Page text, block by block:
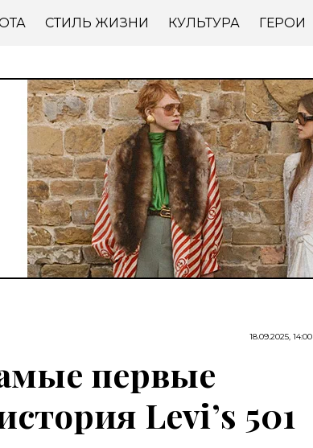
СТИЛЬ ЖИЗНИ КУЛЬТУРА ГЕРОИ
18.09.2025, 14:00
первые
Levi’s 501